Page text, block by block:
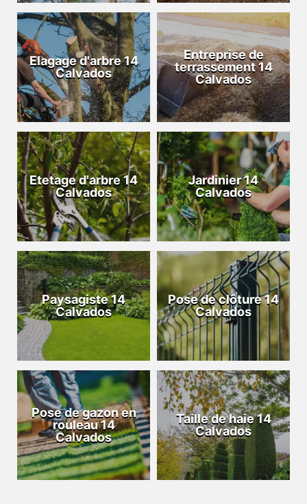
Elagage d'arbre 14
Calvados
Entreprise de
terrassement 14
Calvados
Etetage d'arbre 14
Calvados
Jardinier 14
Calvados
Paysagiste 14
Calvados
Pose de clôture 14
Calvados
Pose de gazon en
rouleau 14
Calvados
Taille de haie 14
Calvados